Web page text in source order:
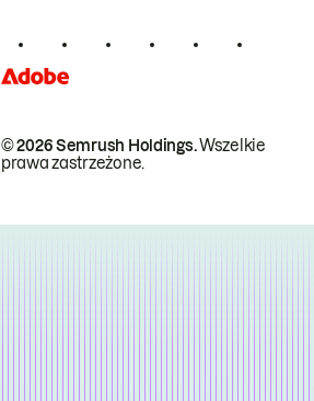
© 2026 Semrush Holdings.Wszelkie
prawa zastrzeżone.